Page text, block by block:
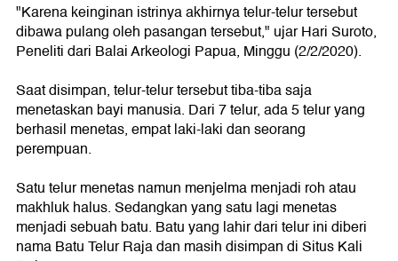
"Karena keinginan istrinya akhirnya telur-telur tersebut
dibawa pulang oleh pasangan tersebut," ujar Hari Suroto,
Peneliti dari Balai Arkeologi Papua, Minggu (2/2/2020).
Saat disimpan, telur-telur tersebut tiba-tiba saja
menetaskan bayi manusia. Dari 7 telur, ada 5 telur yang
berhasil menetas, empat laki-laki dan seorang
perempuan.
Satu telur menetas namun menjelma menjadi roh atau
makhluk halus. Sedangkan yang satu lagi menetas
menjadi sebuah batu. Batu yang lahir dari telur ini diberi
nama Batu Telur Raja dan masih disimpan di Situs Kali